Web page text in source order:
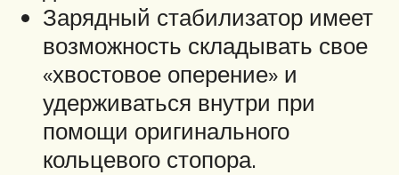
Зарядный стабилизатор имеет
возможность складывать свое
«хвостовое оперение» и
удерживаться внутри при
помощи оригинального
кольцевого стопора.